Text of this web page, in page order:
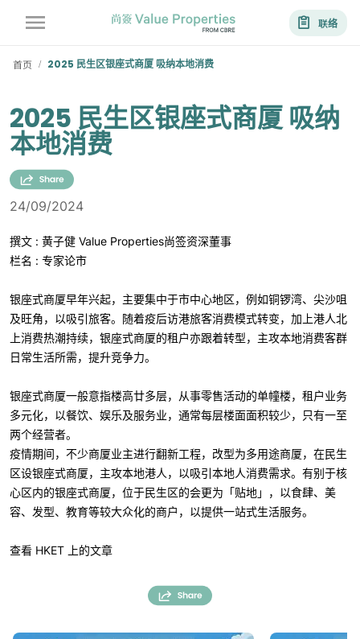
联络
首页 / 2025 民生区银座式商厦 吸纳本地消费
2025 民生区银座式商厦 吸纳
本地消费
24/09/2024
撰文 : 黄子健 Value Properties尚签资深董事
栏名 : 专家论市
银座式商厦早年兴起，主要集中于市中心地区，例如铜锣湾、尖沙咀
及旺角，以吸引旅客。随着疫后访港旅客消费模式转变，加上港人北
上消费热潮持续，银座式商厦的租户亦跟着转型，主攻本地消费客群
日常生活所需，提升竞争力。
银座式商厦一般意指楼高廿多层，从事零售活动的单幢楼，租户业务
多元化，以餐饮、娱乐及服务业，通常每层楼面面积较少，只有一至
两个经营者。
疫情期间，不少商厦业主进行翻新工程，改型为多用途商厦，在民生
区设银座式商厦，主攻本地港人，以吸引本地人消费需求。有别于核
心区内的银座式商厦，位于民生区的会更为「贴地」，以食肆、美
容、发型、教育等较大众化的商户，以提供一站式生活服务。
查看 HKET 上的文章